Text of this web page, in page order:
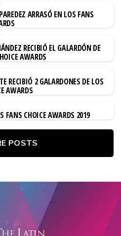
ARRASÓ EN LOS FANS
RECIBIÓ EL GALARDÓN DE
AWARDS
RECIBIÓ 2 GALARDONES DE LOS
AWARDS
FANS CHOICE AWARDS 2019
POSTS